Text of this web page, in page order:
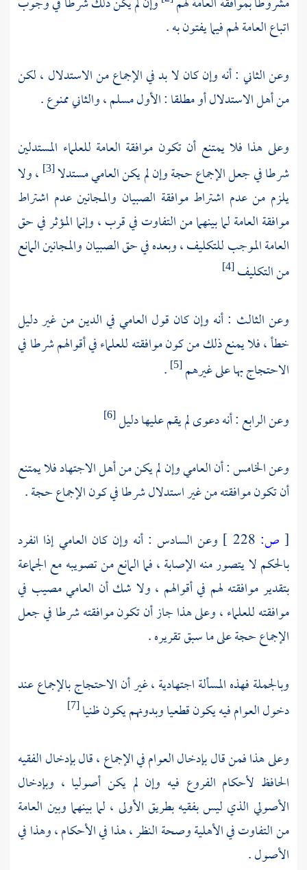
اتباع العامة لهم فيما يفتون به .
وعن الثاني : أنه وإن كان لا بد في الإجماع من الاستدلال ، لكن
من أهل الاستدلال أو مطلقا : الأول مسلم ، والثاني ممنوع .
وعلى هذا فلا يمتنع أن تكون موافقة العامة للعلماء المستدلين
شرطا في جعل الإجماع حجة وإن لم يكن العامي مستدلا[3]
، ولا
يلزم من عدم اشتراط موافقة الصبيان والمجانين عدم اشتراط
موافقة العامة لما بينهما من التفاوت في قرب ، وإنما المؤثر في حق
العامة الموجب للتكليف ، وبعده في حق الصبيان والمجانين المانع
من التكليف[4]
وعن الثالث : أنه وإن كان قول العامي في الدين من غير دليل
خطأ ، فلا يمنع ذلك من كون موافقته للعلماء في أقوالهم شرطا في
الاحتجاج بها على غيرهم[5]
.
وعن الرابع : أنه دعوى لم يقم عليها دليل[6]
وعن الخامس : أن العامي وإن لم يكن من أهل الاجتهاد فلا يمتنع
أن تكون موافقته من غير استدلال شرطا في كون الإجماع حجة .
[ ص:
وعن السادس : أنه وإن كان العامي إذا انفرد
بالحكم لا يتصور منه الإصابة ، فما المانع من تصويبه مع الجماعة
بتقدير موافقته لهم في أقوالهم ، ولا شك أن العامي مصيب في
موافقته للعلماء ، وعلى هذا جاز أن تكون موافقته شرطا في جعل
الإجماع حجة على ما سبق تقريره .
وبالجملة فهذه المسألة اجتهادية ، غير أن الاحتجاج بالإجماع عند
دخول العوام فيه يكون قطعيا وبدونهم يكون ظنيا[7]
وعلى هذا فمن قال بإدخال العوام في الإجماع ، قال بإدخال الفقيه
الحافظ لأحكام الفروع فيه وإن لم يكن أصوليا ، وبإدخال
الأصولي الذي ليس بفقيه بطريق الأولى ، لما بينهما وبين العامة
من التفاوت في الأهلية وصحة النظر ، هذا في الأحكام ، وهذا في
الأصول .